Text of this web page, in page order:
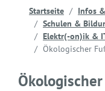
Startseite
Infos
Schulen &
Elektr(-on)ik &
Ökologischer